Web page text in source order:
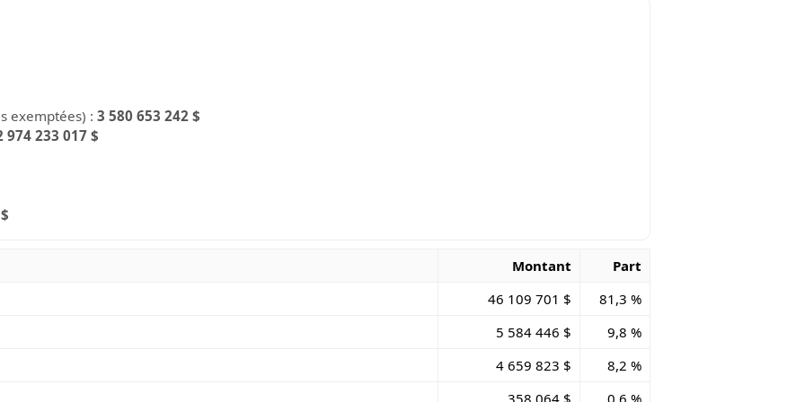
exemptées) :3 580 653 242 $
974 233 017 $
Montant
Part
46 109 701 $
81,3 %
5 584 446 $
9,8 %
4 659 823 $
8,2 %